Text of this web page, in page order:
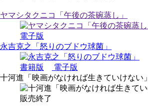
ヤマシタクニコ「午後の茶碗蒸し」
電子版
永吉克之「怒りのブドウ球菌」
書籍版
電子版
十河進「映画がなければ生きていけない」
販売終了